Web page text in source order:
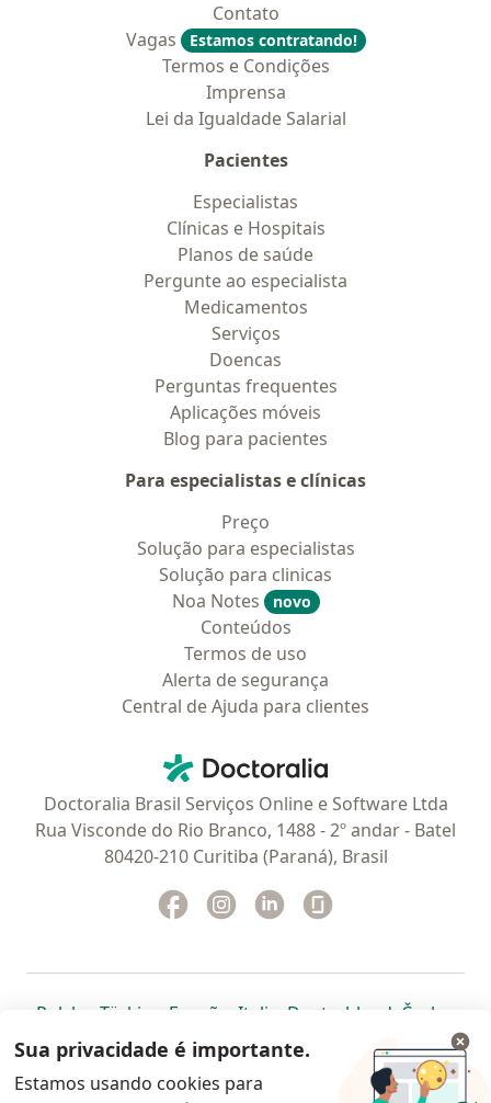
Contato
Vagas
Estamos contratando!
Termos e Condições
Imprensa
Lei da Igualdade Salarial
Pacientes
Especialistas
Clínicas e Hospitais
Planos de saúde
Pergunte ao especialista
Medicamentos
Serviços
Doencas
Perguntas frequentes
Aplicações móveis
Blog para pacientes
Para especialistas e clínicas
Preço
Solução para especialistas
Solução para clinicas
Noa Notes
novo
Conteúdos
Termos de uso
Alerta de segurança
Central de Ajuda para clientes
Doctoralia - Homepage
Doctoralia Brasil Serviços Online e Software Ltda
Rua Visconde do Rio Branco, 1488 - 2º andar - Batel
80420-210 Curitiba (Paraná), Brasil
Facebook
abre num novo separador
Instagram
abre num novo separador
Linkedin
abre num novo
Polska abre num novo separador
Türkiye abre num novo separador
España abre num novo separador
Italia abre num novo
Deutschlandabre num
Česko
Portugal abre num novo separador
, México abre num novo separador
, abre num novo separador
Brasil abre num novoabre num
abre
Colombia abre num novo
Sua privacidade é importante.
Estamos usando cookies para